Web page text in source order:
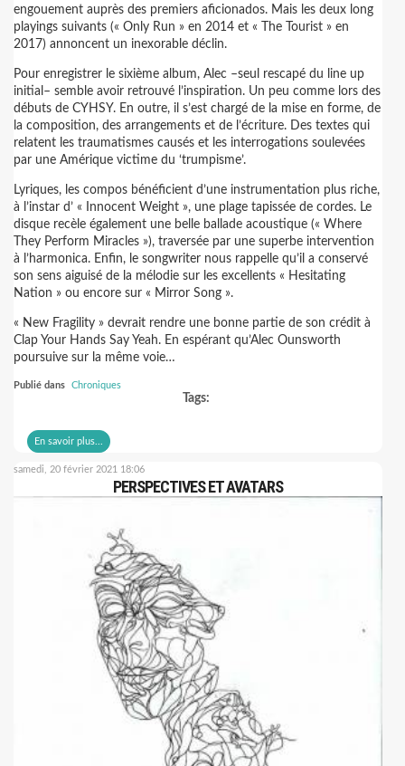
engouement auprès des premiers aficionados. Mais les deux long
playings suivants (« Only Run » en 2014 et « The Tourist » en
2017) annoncent un inexorable déclin.
Pour enregistrer le sixième album, Alec –seul rescapé du line up
initial– semble avoir retrouvé l’inspiration. Un peu comme lors des
débuts de CYHSY. En outre, il s’est chargé de la mise en forme, de
la composition, des arrangements et de l’écriture. Des textes qui
relatent les traumatismes causés et les interrogations soulevées
par une Amérique victime du ‘trumpisme’.
Lyriques, les compos bénéficient d’une instrumentation plus riche,
à l’instar d’ « Innocent Weight », une plage tapissée de cordes. Le
disque recèle également une belle ballade acoustique (« Where
They Perform Miracles »), traversée par une superbe intervention
à l’harmonica. Enfin, le songwriter nous rappelle qu’il a conservé
son sens aiguisé de la mélodie sur les excellents « Hesitating
Nation » ou encore sur « Mirror Song ».
« New Fragility » devrait rendre une bonne partie de son crédit à
Clap Your Hands Say Yeah. En espérant qu’Alec Ounsworth
poursuive sur la même voie…
Publié dans Chroniques
Tags:
En savoir plus...
samedi, 20 février 2021 18:06
PERSPECTIVES ET AVATARS